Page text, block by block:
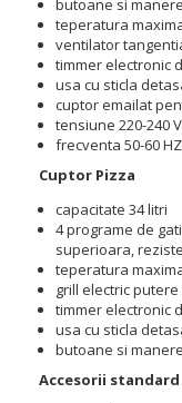
butoane si
teperatura
ventilator
timmer electronic
usa cu sticla
cuptor emailat
tensiune 220-240 V
frecventa 50-60 HZ
Cuptor Pizza
capacitate 34 litri
4 programe de
superioara,
teperatura
grill electric putere
timmer electronic
usa cu sticla
butoane si
Accesorii standard